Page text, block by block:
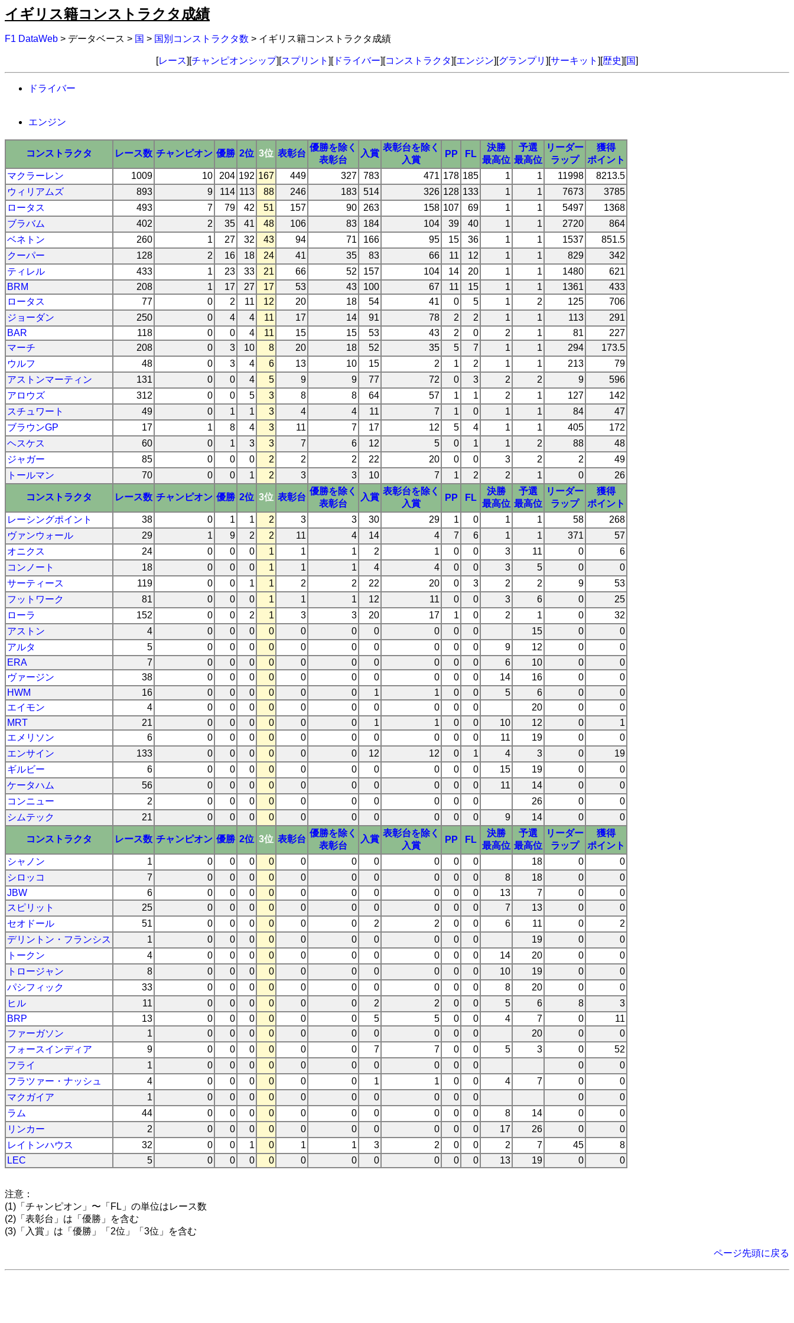
イギリス籍コンストラクタ成績
F1 DataWeb > データベース > 国 > 国別コンストラクタ数 > イギリス籍コンストラクタ成績
[レース][チャンピオンシップ][スプリント ][ドライバー][コンストラクタ][エンジン][グランプリ ][サーキット ][歴史][国]
ドライバー
エンジン
コンストラクタ レース数 チャンピオン 優勝 2位 3位 表彰台
優勝を除く
表彰台
入賞
表彰台を除く
入賞
PP FL
決勝
最高位
予選
最高位
リーダー
ラップ
獲得
ポイント
マクラーレン
1009 10 204 192 167 449 327 783 471 178 185 1 1 11998
8213.5
ウィリアムズ
893 9 114 113 88 246 183 514 326 128 133 1 1 7673
3785
ロータス
493 7 79 42 51 157 90 263 158 107 69 1 1 5497
1368
ブラバム
402 2 35 41 48 106 83 184 104 39 40 1 1 2720
864
ベネトン
260 1 27 32 43 94 71 166 95 15 36 1 1 1537
851.5
クーパー
128 2 16 18 24 41 35 83 66 11 12 1 1 829
342
ティレル
433 1 23 33 21 66 52 157 104 14 20 1 1 1480
621
BRM
208 1 17 27 17 53 43 100 67 11 15 1 1 1361
433
ロータス
77 0 2 11 12 20 18 54 41 0 5 1 2 125
706
ジョーダン
250 0 4 4 11 17 14 91 78 2 2 1 1 113
291
BAR
118 0 0 4 11 15 15 53 43 2 0 2 1 81
227
マーチ
208 0 3 10 8 20 18 52 35 5 7 1 1 294
173.5
ウルフ
48 0 3 4 6 13 10 15 2 1 2 1 1 213
79
アストンマーティン
131 0 0 4 5 9 9 77 72 0 3 2 2 9
596
アロウズ
312 0 0 5 3 8 8 64 57 1 1 2 1 127
142
スチュワート
49 0 1 1 3 4 4 11 7 1 0 1 1 84
47
ブラウンGP
17 1 8 4 3 11 7 17 12 5 4 1 1 405
172
ヘスケス
60 0 1 3 3 7 6 12 5 0 1 1 2 88
48
ジャガー
85 0 0 0 2 2 2 22 20 0 0 3 2 2
49
トールマン
70 0 0 1 2 3 3 10 7 1 2 2 1 0 26
コンストラクタ レース数 チャンピオン 優勝 2位 3位 表彰台
優勝を除く
表彰台
入賞
表彰台を除く
入賞
PP FL
決勝
最高位
予選
最高位
リーダー
ラップ
獲得
ポイント
レーシングポイント
38 0 1 1 2 3 3 30 29 1 0 1 1 58
268
ヴァンウォール
29 1 9 2 2 11 4 14 4 7 6 1 1 371
57
オニクス
24 0 0 0 1 1 1 2 1 0 0 3 11 0
6
コンノート
18 0 0 0 1 1 1 4 4 0 0 3 5 0
0
サーティース
119 0 0 1 1 2 2 22 20 0 3 2 2 9
53
フットワーク
81 0 0 0 1 1 1 12 11 0 0 3 6 0
25
ローラ
152 0 0 2 1 3 3 20 17 1 0 2 1 0
32
アストン
4 0 0 0 0 0 0 0 0 0 0 15 0
0
アルタ
5 0 0 0 0 0 0 0 0 0 0 9 12 0
0
ERA
7 0 0 0 0 0 0 0 0 0 0 6 10 0
0
ヴァージン
38 0 0 0 0 0 0 0 0 0 0 14 16 0
0
HWM
16 0 0 0 0 0 0 1 1 0 0 5 6 0
0
エイモン
4 0 0 0 0 0 0 0 0 0 0 20 0
0
MRT
21 0 0 0 0 0 0 1 1 0 0 10 12 0
1
エメリソン
6 0 0 0 0 0 0 0 0 0 0 11 19 0
0
エンサイン
133 0 0 0 0 0 0 12 12 0 1 4 3 0
19
ギルビー
6 0 0 0 0 0 0 0 0 0 0 15 19 0
0
ケータハム
56 0 0 0 0 0 0 0 0 0 0 11 14 0
0
コンニュー
2 0 0 0 0 0 0 0 0 0 0 26 0
0
シムテック
21 0 0 0 0 0 0 0 0 0 0 9 14 0 0
コンストラクタ レース数 チャンピオン 優勝 2位 3位 表彰台
優勝を除く
表彰台
入賞
表彰台を除く
入賞
PP FL
決勝
最高位
予選
最高位
リーダー
ラップ
獲得
ポイント
シャノン
1 0 0 0 0 0 0 0 0 0 0 18 0
0
シロッコ
7 0 0 0 0 0 0 0 0 0 0 8 18 0
0
JBW
6 0 0 0 0 0 0 0 0 0 0 13 7 0
0
スピリット
25 0 0 0 0 0 0 0 0 0 0 7 13 0
0
セオドール
51 0 0 0 0 0 0 2 2 0 0 6 11 0
2
デリントン・フランシス
1 0 0 0 0 0 0 0 0 0 0 19 0
0
トークン
4 0 0 0 0 0 0 0 0 0 0 14 20 0
0
トロージャン
8 0 0 0 0 0 0 0 0 0 0 10 19 0
0
パシフィック
33 0 0 0 0 0 0 0 0 0 0 8 20 0
0
ヒル
11 0 0 0 0 0 0 2 2 0 0 5 6 8
3
BRP
13 0 0 0 0 0 0 5 5 0 0 4 7 0
11
ファーガソン
1 0 0 0 0 0 0 0 0 0 0 20 0
0
フォースインディア
9 0 0 0 0 0 0 7 7 0 0 5 3 0
52
フライ
1 0 0 0 0 0 0 0 0 0 0 0
0
フラツァー・ナッシュ
4 0 0 0 0 0 0 1 1 0 0 4 7 0
0
マクガイア
1 0 0 0 0 0 0 0 0 0 0 0
0
ラム
44 0 0 0 0 0 0 0 0 0 0 8 14 0
0
リンカー
2 0 0 0 0 0 0 0 0 0 0 17 26 0
0
レイトンハウス
32 0 0 1 0 1 1 3 2 0 0 2 7 45
8
LEC
5 0 0 0 0 0 0 0 0 0 0 13 19 0 0
注意：
(1)「チャンピオン」〜「FL」の単位はレース数
(2)「表彰台」は「優勝」を含む
(3)「入賞」は「優勝」「2位」「3位」を含む
ページ先頭に戻る